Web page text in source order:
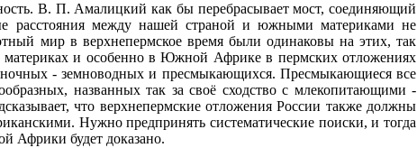
В. П. Амалицкий как бы перебрасывает мост, соединяющий
между нашей страной и южными материками не
мир в верхнепермское время были одинаковы на этих, так
и особенно в Южной Африке в пермских отложениях
- земноводных и пресмыкающихся. Пресмыкающиеся все
названных так за своё сходство с млекопитающими -
что верхнепермские отложения России также должны
Нужно предпринять систематические поиски, и тогда
Африки будет доказано.